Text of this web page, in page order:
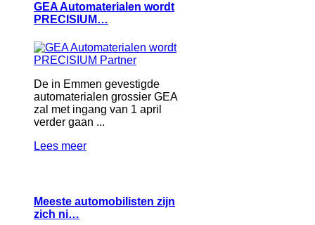
GEA Automaterialen wordt
PRECISIUM…
De in Emmen gevestigde
automaterialen grossier GEA
zal met ingang van 1 april
verder gaan ...
Lees meer
Meeste automobilisten zijn
zich ni…